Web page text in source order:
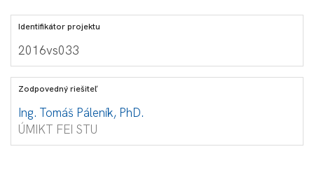
Identifikátor projektu
2016vs033
Zodpovedný riešiteľ
Ing. Tomáš Páleník, PhD.
ÚMIKT FEI STU